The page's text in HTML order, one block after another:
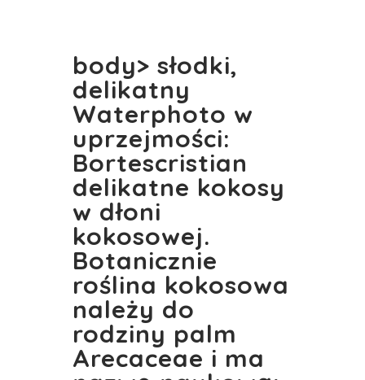
body> słodki,
delikatny
Waterphoto w
uprzejmości:
Bortescristian
delikatne kokosy
w dłoni
kokosowej.
Botanicznie
roślina kokosowa
należy do
rodziny palm
Arecaceae i ma